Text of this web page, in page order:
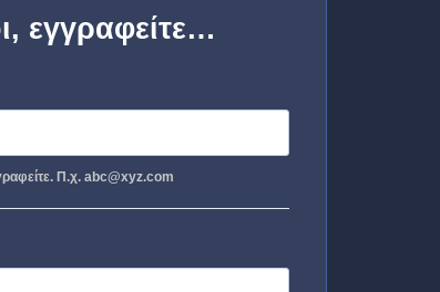
εγγραφείτε…
Π.χ. abc@xyz.com